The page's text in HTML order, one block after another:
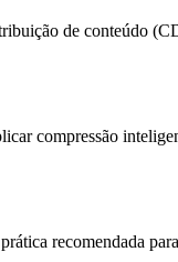
de conteúdo
compressão
recomendada